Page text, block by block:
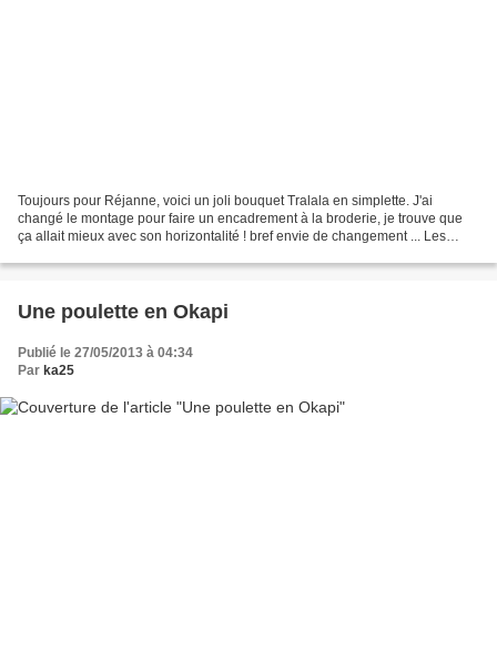
Toujours pour Réjanne, voici un joli bouquet Tralala en simplette. J'ai
changé le montage pour faire un encadrement à la broderie, je trouve que
ça allait mieux avec son horizontalité ! bref envie de changement ... Les
Une poulette en Okapi
Publié le 27/05/2013 à 04:34
Par ka25